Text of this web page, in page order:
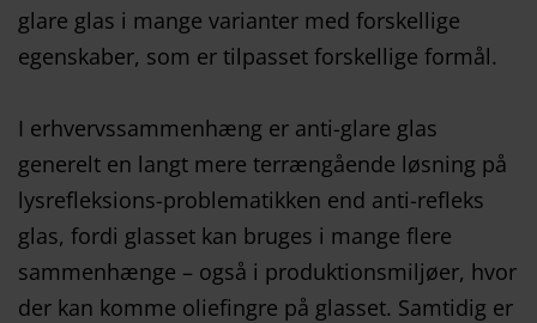
glare glas i mange varianter med forskellige
egenskaber, som er tilpasset forskellige formål.
I erhvervssammenhæng er anti-glare glas
generelt en langt mere terrængående løsning på
lysrefleksions-problematikken end anti-refleks
glas, fordi glasset kan bruges i mange flere
sammenhænge – også i produktionsmiljøer, hvor
der kan komme oliefingre på glasset. Samtidig er